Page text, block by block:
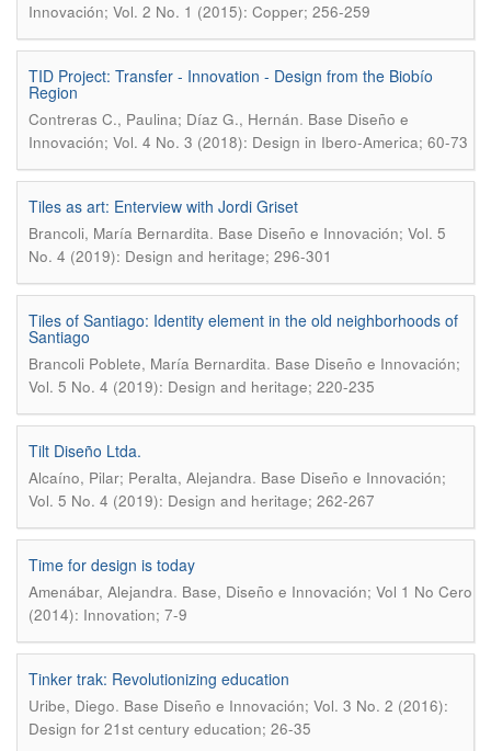
Innovación; Vol. 2 No. 1 (2015): Copper; 256-259
TID Project: Transfer - Innovation - Design from the Biobío
Region
Contreras C., Paulina; Díaz G., Hernán. Base Diseño e
Innovación; Vol. 4 No. 3 (2018): Design in Ibero-America; 60-73
Tiles as art: Enterview with Jordi Griset
Brancoli, María Bernardita. Base Diseño e Innovación; Vol. 5
No. 4 (2019): Design and heritage; 296-301
Tiles of Santiago: Identity element in the old neighborhoods of
Santiago
Brancoli Poblete, María Bernardita. Base Diseño e Innovación;
Vol. 5 No. 4 (2019): Design and heritage; 220-235
Tilt Diseño Ltda.
Alcaíno, Pilar; Peralta, Alejandra. Base Diseño e Innovación;
Vol. 5 No. 4 (2019): Design and heritage; 262-267
Time for design is today
Amenábar, Alejandra. Base, Diseño e Innovación; Vol 1 No Cero
(2014): Innovation; 7-9
Tinker trak: Revolutionizing education
Uribe, Diego. Base Diseño e Innovación; Vol. 3 No. 2 (2016):
Design for 21st century education; 26-35